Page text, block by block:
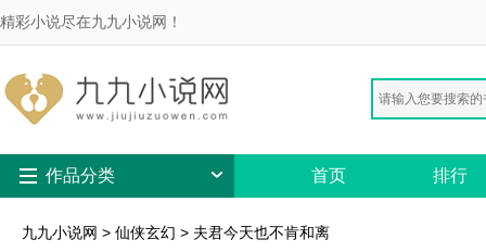
精彩小说尽在九九小说网！
作品分类 首页 排行
九九小说网 > 仙侠玄幻 > 夫君今天也不肯和离